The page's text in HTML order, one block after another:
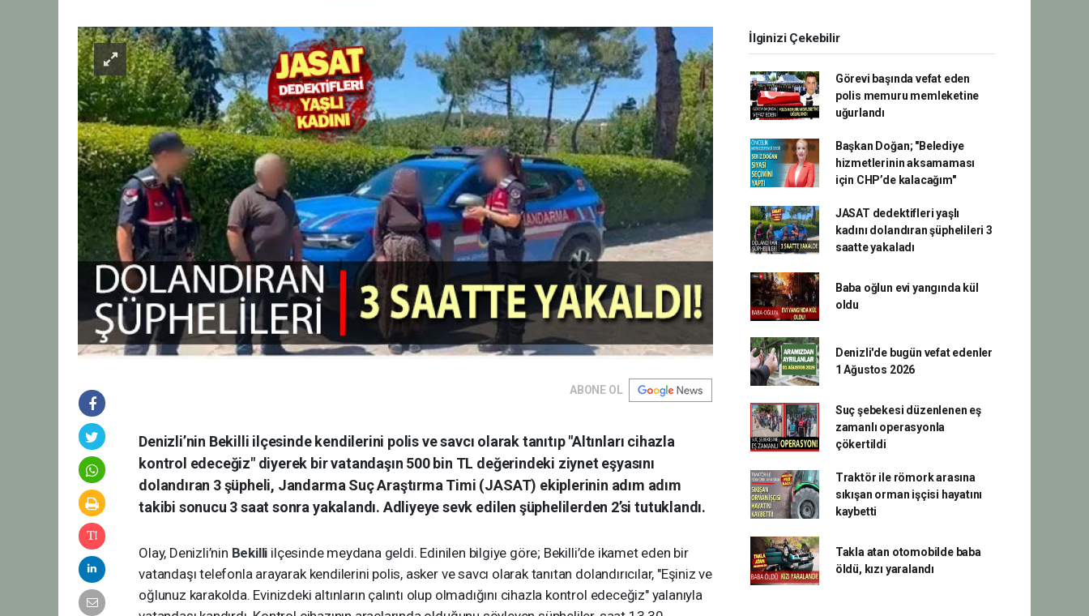
ABONE OL
Denizli’nin Bekilli ilçesinde kendilerini polis ve savcı olarak tanıtıp "Altınları cihazla
kontrol edeceğiz" diyerek bir vatandaşın 500 bin TL değerindeki ziynet eşyasını
dolandıran 3 şüpheli, Jandarma Suç Araştırma Timi (JASAT) ekiplerinin adım adım
takibi sonucu 3 saat sonra yakalandı. Adliyeye sevk edilen şüphelilerden 2’si tutuklandı.
Olay, Denizli’nin Bekilli ilçesinde meydana geldi. Edinilen bilgiye göre; Bekilli’de ikamet eden bir
vatandaşı telefonla arayarak kendilerini polis, asker ve savcı olarak tanıtan dolandırıcılar, "Eşiniz ve
oğlunuz karakolda. Evinizdeki altınların çalıntı olup olmadığını cihazla kontrol edeceğiz" yalanıyla
İlginizi Çekebilir
Görevi başında vefat eden
polis memuru memleketine
uğurlandı
Başkan Doğan; "Belediye
hizmetlerinin aksamaması
için CHP’de kalacağım"
JASAT dedektifleri yaşlı
kadını dolandıran şüphelileri 3
saatte yakaladı
Baba oğlun evi yangında kül
oldu
Denizli'de bugün vefat edenler
1 Ağustos 2026
Suç şebekesi düzenlenen eş
zamanlı operasyonla
çökertildi
Traktör ile römork arasına
sıkışan orman işçisi hayatını
kaybetti
Takla atan otomobilde baba
öldü, kızı yaralandı